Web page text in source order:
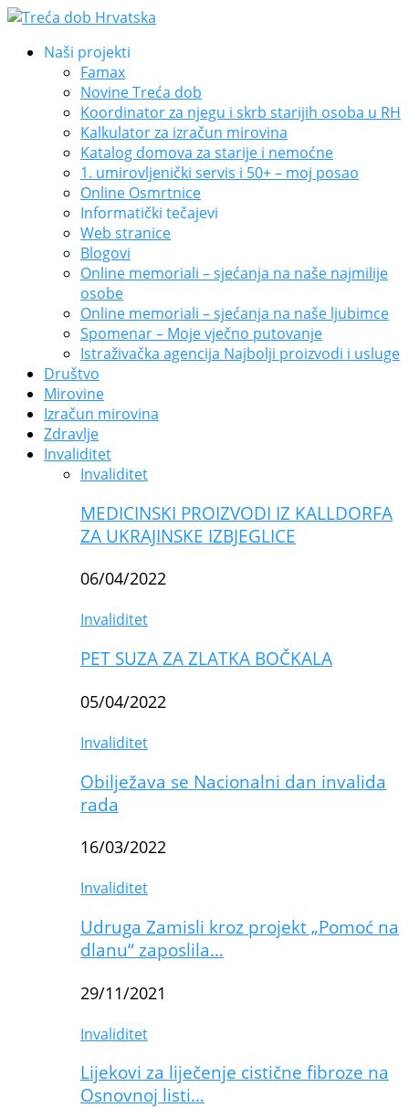
Naši projekti
Famax
Novine Treća dob
Koordinator za njegu i skrb starijih osoba u RH
Kalkulator za izračun mirovina
Katalog domova za starije i nemoćne
1. umirovljenički servis i 50+ – moj posao
Online Osmrtnice
Informatički tečajevi
Web stranice
Blogovi
Online memoriali – sjećanja na naše najmilije
osobe
Online memoriali – sjećanja na naše ljubimce
Spomenar – Moje vječno putovanje
Istraživačka agencija Najbolji proizvodi i usluge
Društvo
Mirovine
Izračun mirovina
Zdravlje
Invaliditet
Invaliditet
MEDICINSKI PROIZVODI IZ KALLDORFA
ZA UKRAJINSKE IZBJEGLICE
06/04/2022
Invaliditet
PET SUZA ZA ZLATKA BOČKALA
05/04/2022
Invaliditet
Obilježava se Nacionalni dan invalida
rada
16/03/2022
Invaliditet
Udruga Zamisli kroz projekt „Pomoć na
dlanu“ zaposlila…
29/11/2021
Invaliditet
Lijekovi za liječenje cistične fibroze na
Osnovnoj listi…